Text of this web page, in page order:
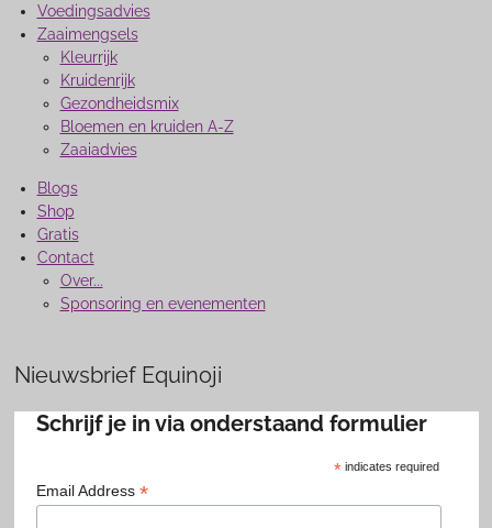
Voedingsadvies
Zaaimengsels
Kleurrijk
Kruidenrijk
Gezondheidsmix
Bloemen en kruiden A-Z
Zaaiadvies
Blogs
Shop
Gratis
Contact
Over...
Sponsoring en evenementen
Nieuwsbrief Equinoji
Schrijf je in via onderstaand formulier
* indicates required
Email Address *